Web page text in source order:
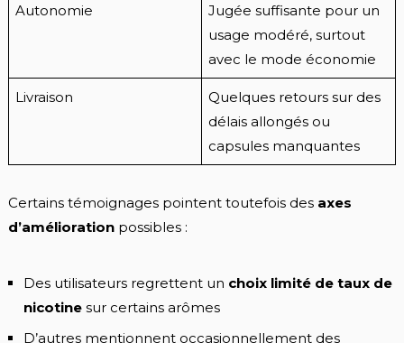
Autonomie
Jugée suffisante pour un
usage modéré, surtout
avec le mode économie
Livraison
Quelques retours sur des
délais allongés ou
capsules manquantes
Certains témoignages pointent toutefois des axes
d’améliorationpossibles :
Des utilisateurs regrettent un choix limité de taux de
nicotinesur certains arômes
D’autres mentionnent occasionnellement des